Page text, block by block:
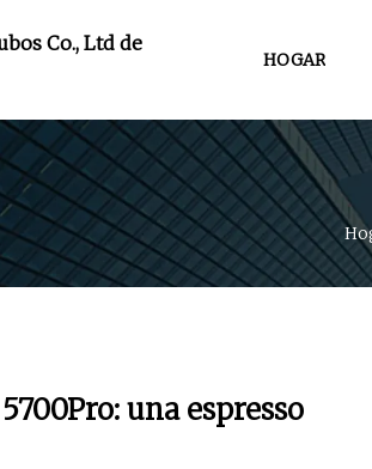
Co., Ltd de
HOGAR
una espresso